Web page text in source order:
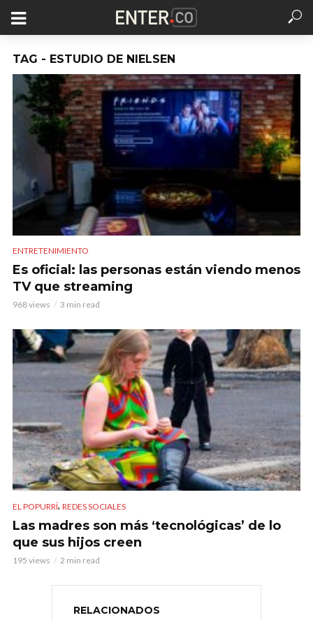
TAG - ESTUDIO DE NIELSEN
ENTRETENIMIENTO
Es oficial: las personas están viendo menos
TV que streaming
968 views 3 min read
EL POPURRÍ, REDES SOCIALES
Las madres son más ‘tecnológicas’ de lo
que sus hijos creen
195 views 2 min read
RELACIONADOS